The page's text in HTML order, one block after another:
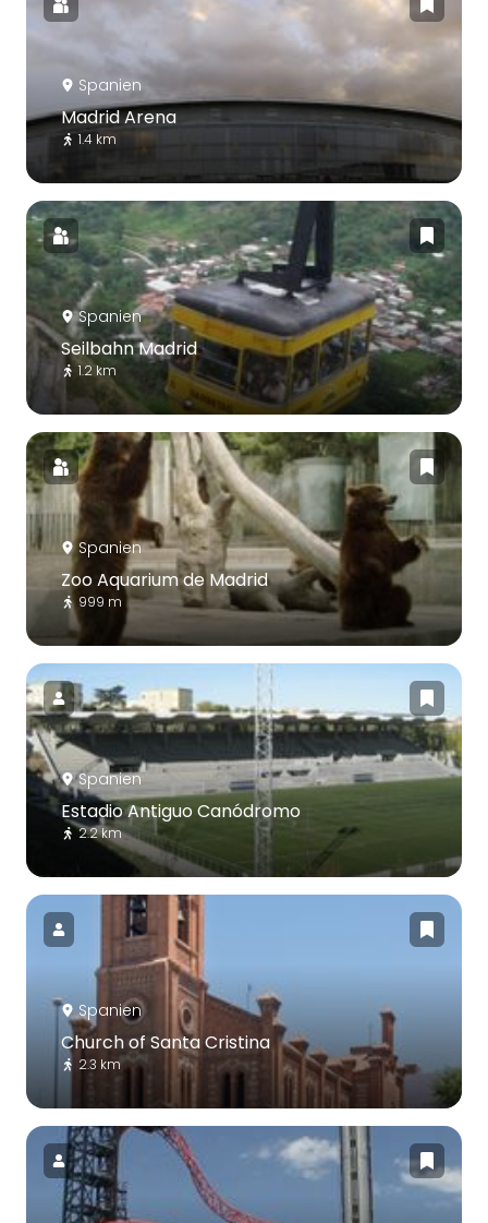
Spanien
Madrid Arena
1.4 km
Spanien
Seilbahn Madrid
1.2 km
Spanien
Zoo Aquarium de Madrid
999 m
Spanien
Estadio Antiguo Canódromo
2.2 km
Spanien
Church of Santa Cristina
2.3 km